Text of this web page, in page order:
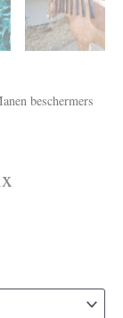
beschermers